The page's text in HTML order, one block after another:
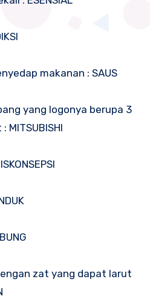
makanan : SAUS
yang logonya berupa 3
MITSUBISHI
zat yang dapat larut